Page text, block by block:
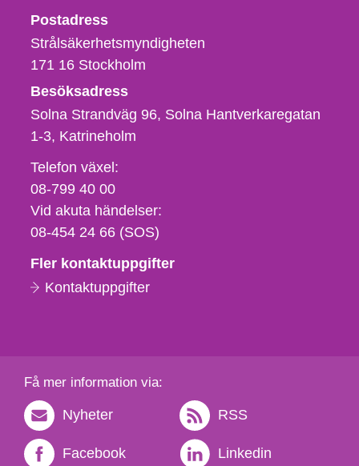
Strålsäkerhetsmyndigheten
Postadress
Strålsäkerhetsmyndigheten
171 16 Stockholm
Besöksadress
Solna Strandväg 96, Solna Hantverkaregatan
1-3 Katrineholm
Telefon,
fax
och
e-
Telefon växel:
08-799 40 00
Vid akuta händelser:
08-454 24 66 (SOS)
Fler kontaktuppgifter
Kontaktuppgifter
Få mer information via:
Nyheter RSS
Facebook Linkedin